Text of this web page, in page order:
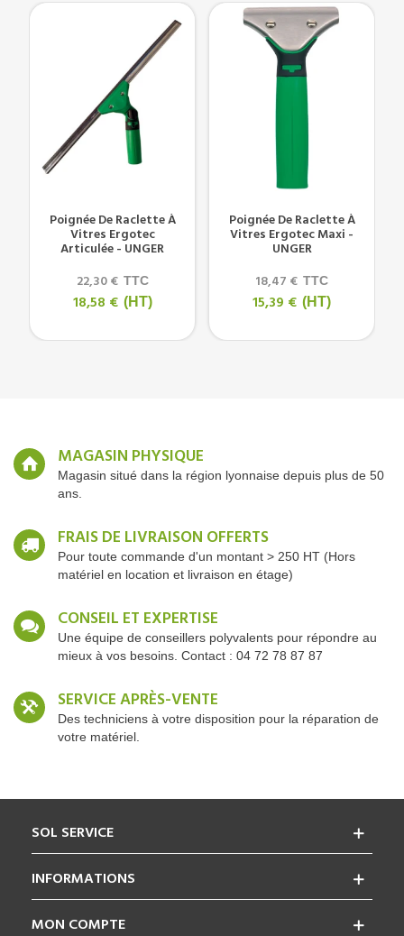
Poignée De Raclette À
Vitres Ergotec
Articulée - UNGER
22,30 € TTC
18,58 € (HT)
Poignée De Raclette À
Vitres Ergotec Maxi -
UNGER
18,47 € TTC
15,39 € (HT)
MAGASIN PHYSIQUE
Magasin situé dans la région lyonnaise depuis plus de 50
ans.
FRAIS DE LIVRAISON OFFERTS
Pour toute commande d'un montant > 250 HT (Hors
matériel en location et livraison en étage)
CONSEIL ET EXPERTISE
Une équipe de conseillers polyvalents pour répondre au
mieux à vos besoins. Contact : 04 72 78 87 87
SERVICE APRÈS-VENTE
Des techniciens à votre disposition pour la réparation de
votre matériel.
INFORMATIONS
MON COMPTE
SOL SERVICE